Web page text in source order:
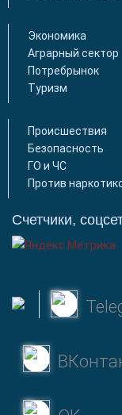
Экономика
Аграрный сектор
Потребрынок
Туризм
Происшествия
Безопасность
ГО и ЧС
Против
Счетчики,